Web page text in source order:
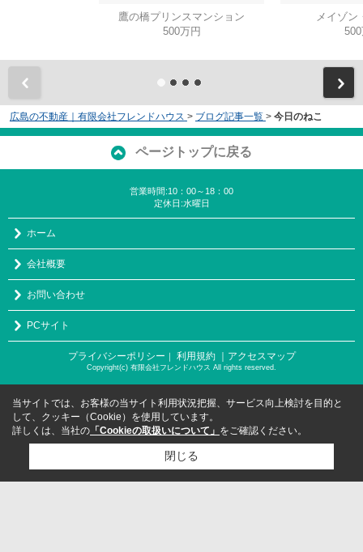
鷹の橋プリンスマンション
500万円
メイゾン
広島の不動産｜有限会社フレンドハウス > ブログ記事一覧 > 今日のねこ
ページトップに戻る
営業時間:10：00～18：00
定休日:水曜日
ホーム
会社概要
お問い合わせ
PCサイト
プライバシーポリシー 利用規約 ｜アクセスマップ
Copyright(c) 有限会社フレンドハウス All rights reserved.
当サイトでは、お客様の当サイト利用状況把握、サービス向上検討を目的と
して、クッキー（Cookie）を使用しています。
詳しくは、当社の 「Cookieの取扱いについて」 をご確認ください。
閉じる